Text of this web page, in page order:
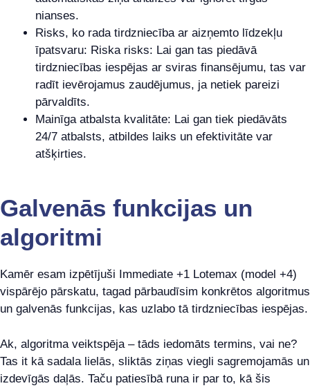
nianses.
Risks, ko rada tirdzniecība ar aizņemto līdzekļu
īpatsvaru: Riska risks: Lai gan tas piedāvā
tirdzniecības iespējas ar sviras finansējumu, tas var
radīt ievērojamus zaudējumus, ja netiek pareizi
pārvaldīts.
Mainīga atbalsta kvalitāte: Lai gan tiek piedāvāts
24/7 atbalsts, atbildes laiks un efektivitāte var
atšķirties.
Galvenās funkcijas un
algoritmi
Kamēr esam izpētījuši Immediate +1 Lotemax (model +4)
vispārējo pārskatu, tagad pārbaudīsim konkrētos algoritmus
un galvenās funkcijas, kas uzlabo tā tirdzniecības iespējas.
Ak, algoritma veiktspēja – tāds iedomāts termins, vai ne?
Tas it kā sadala lielās, sliktās ziņas viegli sagremojamās un
izdevīgās daļās. Taču patiesībā runa ir par to, kā šis